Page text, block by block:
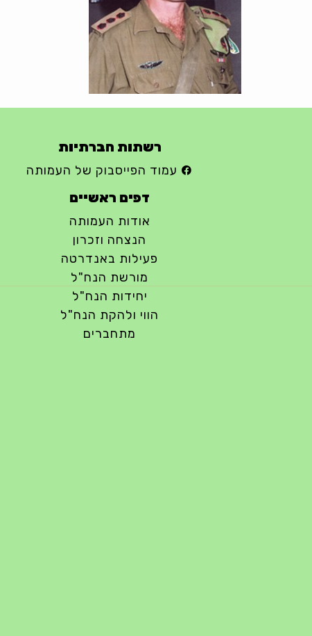
רשתות חברתיות
עמוד הפייסבוק של העמותה
דפים ראשיים
אודות העמותה
הנצחה וזכרון
פעילות באנדרטה
מורשת הנח"ל
יחידות הנח"ל
הווי ולהקת הנח"ל
מתחברים